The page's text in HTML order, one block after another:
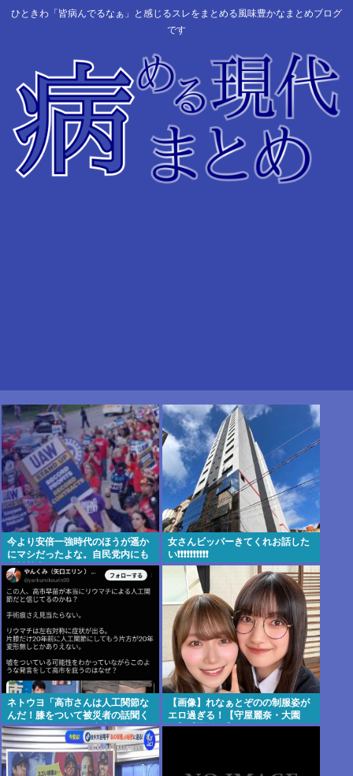
ひときわ「皆病んでるなぁ」と感じるスレをまとめる風味豊かなまとめブログ
です
今より安倍一強時代のほうが遥か
にマシだったよな。自民党内にも
反対勢力はいて会見はちゃんとや
り国会にも出席、僅かに常識もあ
った
女さんビッパーきてくれお話した
い❗❗❗❗❗❗❗❗❗❗
ネトウヨ「高市さんは人工関節な
んだ！膝をついて被災者の話聞く
とか拷問だろ！」⇒高市の膝に人
工関節の手術痕が見当たらない
【画像】れなぁとぞのの制服姿が
エロ過ぎる！【守屋麗奈・大園
玲】【櫻坂46】